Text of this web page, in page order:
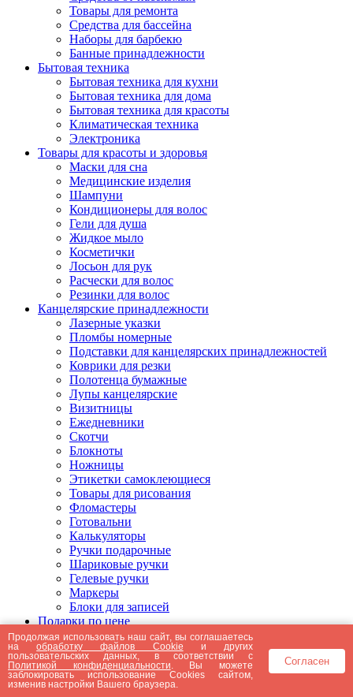
Товары для ремонта
Средства для бассейна
Наборы для барбекю
Банные принадлежности
Бытовая техника
Бытовая техника для кухни
Бытовая техника для дома
Бытовая техника для красоты
Климатическая техника
Электроника
Товары для красоты и здоровья
Маски для сна
Медицинские изделия
Шампуни
Кондиционеры для волос
Гели для душа
Жидкое мыло
Косметички
Лосьон для рук
Расчески для волос
Резинки для волос
Канцелярские принадлежности
Лазерные указки
Пломбы номерные
Подставки для канцелярских принадлежностей
Коврики для резки
Полотенца бумажные
Лупы канцелярские
Визитницы
Ежедневники
Скотчи
Блокноты
Ножницы
Этикетки самоклеющиеся
Товары для рисования
Фломастеры
Готовальни
Калькуляторы
Ручки подарочные
Шариковые ручки
Гелевые ручки
Маркеры
Блоки для записей
Подарки по цене
Подарки от 5000 рублей
Подарки до 5000 рублей
Подарки до 3000 рублей
Подарки до 2000 рублей
Подарки до 1000 рублей
Продолжая использовать наш сайт, вы соглашаетесь
наобработку файлов Cookie и других
пользовательских данных, в соответствии с
Политикой конфиденциальности . Вы можете
заблокировать использование Cookies сайтом,
изменив настройки Вашего браузера.
Согласен